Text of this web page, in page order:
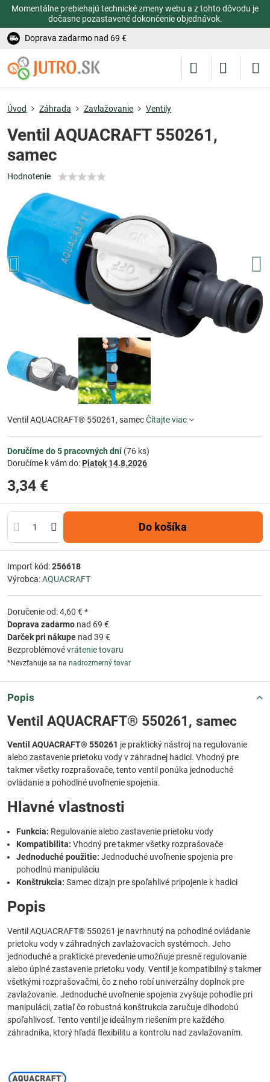
Momentálne prebiehajú technické zmeny webu a z tohto dôvodu je
dočasne pozastavené dokončenie objednávok.
Doprava zadarmo nad 69 €
Úvod Záhrada Zavlažovanie Ventily
Ventil AQUACRAFT 550261,
samec
Hodnotenie
Ventil AQUACRAFT® 550261, samecČítajte viac
Doručíme do 5 pracovných dní(76 ks)
Doručíme k vám do: Piatok 14.8.2026
3,34 €
Do košíka
Import kód:256618
Výrobca:AQUACRAFT
Doručenie od: 4,60 € *
Doprava zadarmo nad 69 €
Darček pri nákupe nad 39 €
Bezproblémovévrátenie tovaru
*Nevzťahuje sa na nadrozmerný tovar
Popis
Ventil AQUACRAFT® 550261, samec
Ventil AQUACRAFT® 550261 je praktický nástroj na regulovanie
alebo zastavenie prietoku vody v záhradnej hadici. Vhodný pre
takmer všetky rozprašovače, tento ventil ponúka jednoduché
ovládanie a pohodlné uvoľnenie spojenia.
Hlavné vlastnosti
Funkcia: Regulovanie alebo zastavenie prietoku vody
Kompatibilita: Vhodný pre takmer všetky rozprašovače
Jednoduché použitie: Jednoduché uvoľnenie spojenia pre
pohodlnú manipuláciu
Konštrukcia: Samec dizajn pre spoľahlivé pripojenie k hadici
Popis
Ventil AQUACRAFT® 550261 je navrhnutý na pohodlné ovládanie
prietoku vody v záhradných zavlažovacích systémoch. Jeho
jednoduché a praktické prevedenie umožňuje presné regulovanie
alebo úplné zastavenie prietoku vody. Ventil je kompatibilný s takmer
všetkými rozprašovačmi, čo z neho robí univerzálny doplnok pre
zavlažovanie. Jednoduché uvoľnenie spojenia zvyšuje pohodlie pri
manipulácii, zatiaľ čo robustná konštrukcia zaručuje dlhodobú
spoľahlivosť. Tento ventil je ideálnym riešením pre každého
záhradníka, ktorý hľadá flexibilitu a kontrolu nad zavlažovaním.